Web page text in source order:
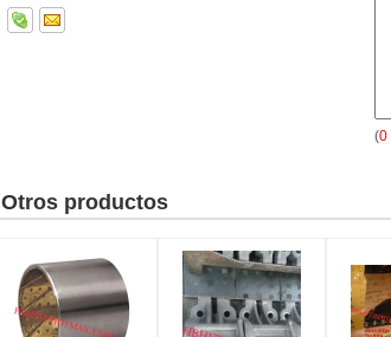
(0
Otros productos